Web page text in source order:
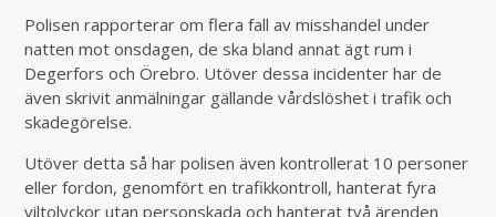
Polisen rapporterar om flera fall av misshandel under
natten mot onsdagen, de ska bland annat ägt rum i
Degerfors och Örebro. Utöver dessa incidenter har de
även skrivit anmälningar gällande vårdslöshet i trafik och
skadegörelse.
Utöver detta så har polisen även kontrollerat 10 personer
eller fordon, genomfört en trafikkontroll, hanterat fyra
viltolyckor utan personskada och hanterat två ärenden